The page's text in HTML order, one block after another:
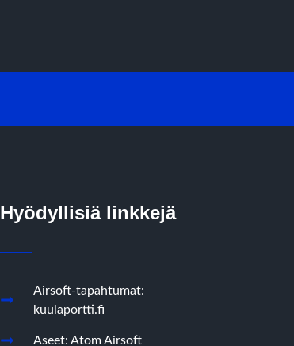
Hyödyllisiä linkkejä
Airsoft-tapahtumat:
kuulaportti.fi
Aseet: Atom Airsoft